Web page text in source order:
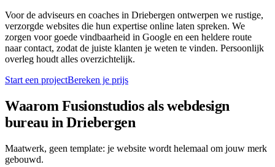
Voor de adviseurs en coaches in Driebergen ontwerpen we rustige,
verzorgde websites die hun expertise online laten spreken. We
zorgen voor goede vindbaarheid in Google en een heldere route
naar contact, zodat de juiste klanten je weten te vinden. Persoonlijk
overleg houdt alles overzichtelijk.
Start een projectBereken je prijs
Waarom Fusionstudios als webdesign
bureau inDriebergen
Maatwerk, geen template: je website wordt helemaal om jouw merk
gebouwd.